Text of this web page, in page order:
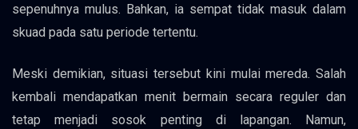
sepenuhnya mulus. Bahkan, ia sempat tidak masuk dalam
skuad pada satu periode tertentu.
Meski demikian, situasi tersebut kini mulai mereda. Salah
kembali mendapatkan menit bermain secara reguler dan
tetap menjadi sosok penting di lapangan. Namun,